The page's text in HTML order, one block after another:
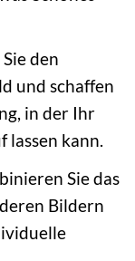
den
und schaffen
in der Ihr
lassen kann.
Sie das
Bildern